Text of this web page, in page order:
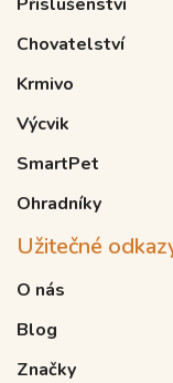
Chovatelství
Krmivo
Výcvik
SmartPet
Ohradníky
Užitečné
O nás
Blog
Značky